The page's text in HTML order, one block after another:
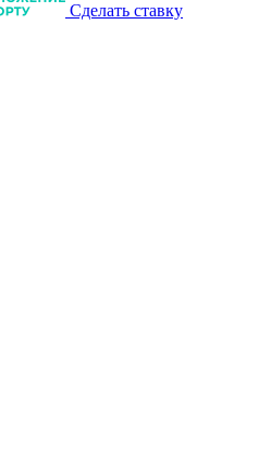
Сделать ставку